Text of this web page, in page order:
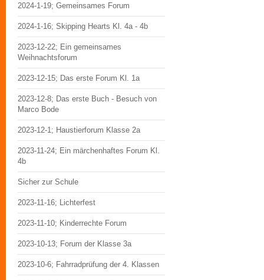
2024-1-19; Gemeinsames Forum
2024-1-16; Skipping Hearts Kl. 4a - 4b
2023-12-22; Ein gemeinsames
Weihnachtsforum
2023-12-15; Das erste Forum Kl. 1a
2023-12-8; Das erste Buch - Besuch von
Marco Bode
2023-12-1; Haustierforum Klasse 2a
2023-11-24; Ein märchenhaftes Forum Kl.
4b
Sicher zur Schule
2023-11-16; Lichterfest
2023-11-10; Kinderrechte Forum
2023-10-13; Forum der Klasse 3a
2023-10-6; Fahrradprüfung der 4. Klassen